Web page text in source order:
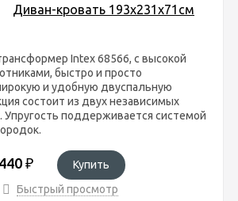
Диван-кровать 193х231х71см
Intex 68566, с высокой
быстро и просто
и удобную двуспальную
состоит из двух независимых
поддерживается системой
₽
Купить
Быстрый просмотр